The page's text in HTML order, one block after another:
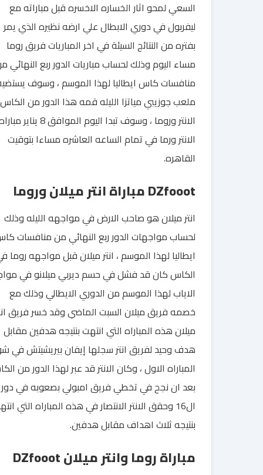
السعي لمحو اثار الخساره الاخسره قبل مباراته مع
ليفربول في دوري الابطال علي ارضه نظيره الذي يمر
بفتره من النتائج السيئة في اخر المباريات فريق روما
مساء اليوم وذلك لحساب مباريات الدور ربع النهائي
منافسات كاس ايطاليا لهذا الموسم ، وسوف
ملعب جوزيبي مياتزا الليله قمه هذا الدور من
الانتر وروما ، وسوف تبدا اليوم الموافق 8 يناير
الانتر ورما في تمام الساعه العاشره مساءا بتوقيت
القاهره.
DZfooot مباراة انتر ميلان وروما
انتر ميلان هو صاحب الارض في مواجهه الليله وذلك
لحساب مواجهات الدور ربع النهائي من منافسات
ايطاليا لهذا الموسم ، انتر ميلان قبل مواجهه روما
الكاس كان قد فشل في حسم ديربي ميلانو في
الاياب لهذا الموسم من الدوري الايطالي وذلك مع
خصمه فريق ميلان السبت الماضي وقد خسر فريق
ميلان هذه المباراه التي انتهت بنتيجه هدفين مقابل
هدف وحيد لفريق انتر سجلها إيفان بيريشيتش في
المباراه الاول ، وكان الانتر قد عبر لهذا الدور من
بعد ان نجح في تخطي فريق امبولي بصعوبه في دور
ال16 وحقق الانتر الانتصار في هذه المباراه التي
بنتيجه ثلاث اهداف مقابل هدفين.
مباراة روما وانتر ميلان DZfooot